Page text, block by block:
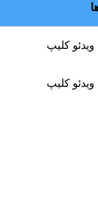
ویدئو کلیپ
ویدئو کلیپ